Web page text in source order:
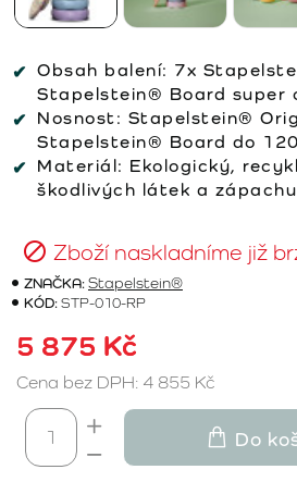
Obsah balení: 7x
Stapelstein® Board super
Nosnost: Stapelstein®
Stapelstein® Board do
Materiál: Ekologický,
škodlivých látek a zápachu
Zboží naskladníme již
ZNAČKA:Stapelstein®
KÓD:STP-010-RP
5 875 Kč
Cena bez DPH: 4 855 Kč
Do